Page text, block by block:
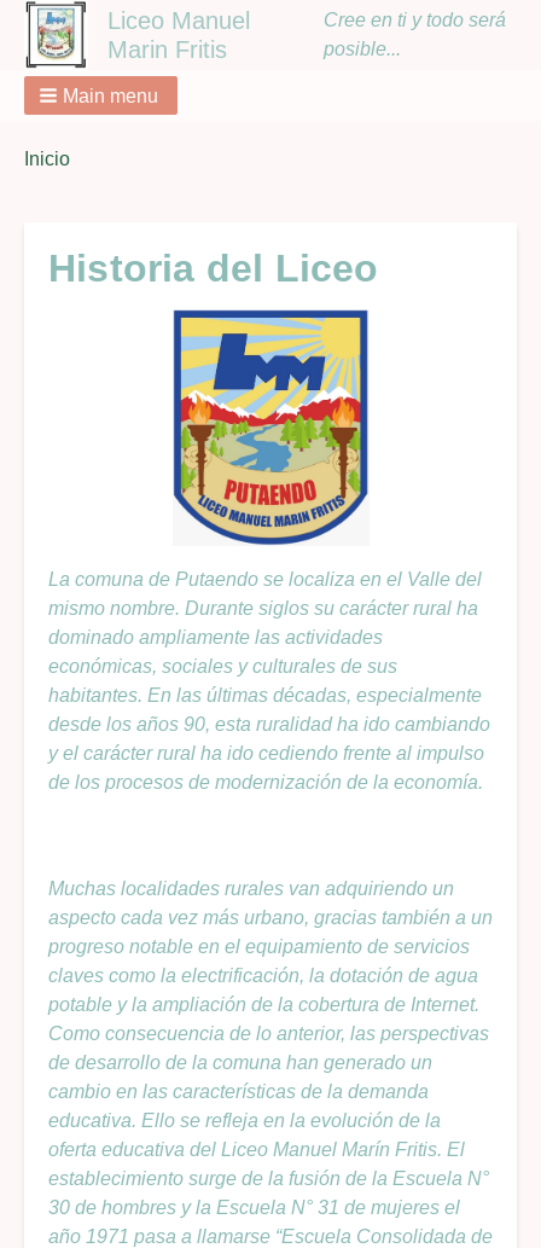
Liceo Manuel
Marin Fritis
Cree en ti y todo será
posible...
Main menu
Breadcrumbs
You
Inicio
Historia del Liceo
La comuna de Putaendo se localiza en el Valle del
mismo nombre. Durante siglos su carácter rural ha
dominado ampliamente las actividades
económicas, sociales y culturales de sus
habitantes. En las últimas décadas, especialmente
desde los años 90, esta ruralidad ha ido cambiando
y el carácter rural ha ido cediendo frente al impulso
de los procesos de modernización de la economía.
Muchas localidades rurales van adquiriendo un
aspecto cada vez más urbano, gracias también a un
progreso notable en el equipamiento de servicios
claves como la electrificación, la dotación de agua
potable y la ampliación de la cobertura de Internet.
Como consecuencia de lo anterior, las perspectivas
de desarrollo de la comuna han generado un
cambio en las características de la demanda
educativa. Ello se refleja en la evolución de la
oferta educativa del Liceo Manuel Marín Fritis. El
establecimiento surge de la fusión de la Escuela N°
30 de hombres y la Escuela N° 31 de mujeres el
año 1971 pasa a llamarse “Escuela Consolidada de